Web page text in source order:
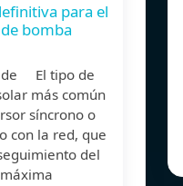
para el
bomba
de El tipo de
más común
síncrono o
con la red, que
del